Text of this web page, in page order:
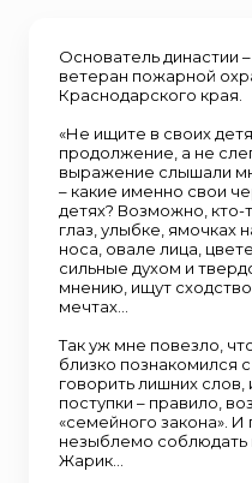
Основатель династии –
ветеран пожарной
Краснодарского края.
«Не ищите в своих
продолжение, а не
выражение слышали
– какие именно свои
детях? Возможно, кто-
глаз, улыбке, ямочках
носа, овале лица,
сильные духом и
мнению, ищут сходство
мечтах…
Так уж мне повезло,
близко познакомился
говорить лишних
поступки – правило,
«семейного закона». И
незыблемо
Жарик…